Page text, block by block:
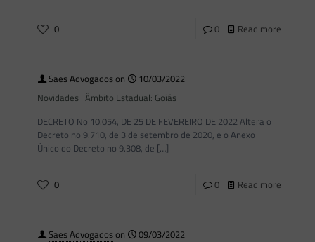
0 0 Read more
Saes Advogadoson
10/03/2022
Novidades | Âmbito Estadual: Goiás
DECRETO No 10.054, DE 25 DE FEVEREIRO DE 2022 Altera o
Decreto no 9.710, de 3 de setembro de 2020, e o Anexo
Único do Decreto no 9.308, de […]
0 0 Read more
Saes Advogadoson
09/03/2022